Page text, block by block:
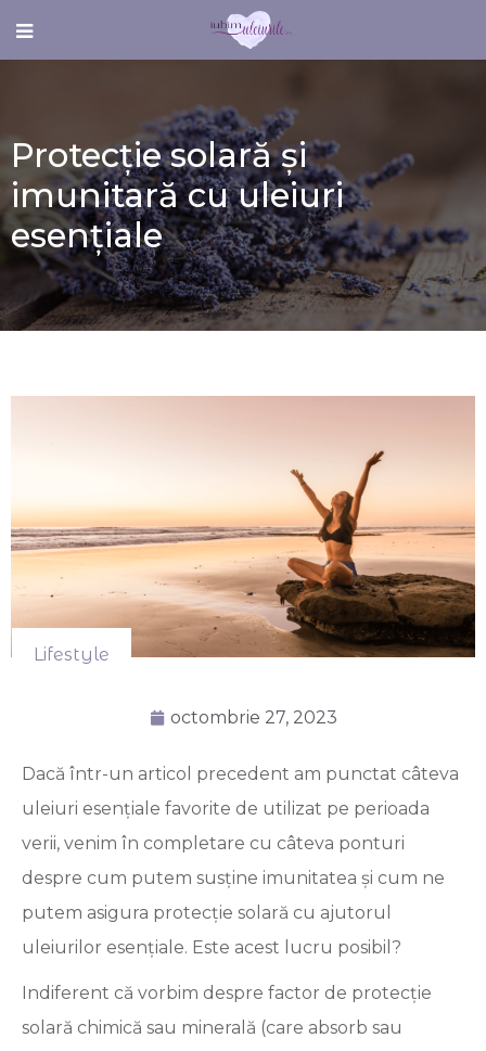
Protecție solară și
imunitară cu uleiuri
esențiale
Lifestyle
octombrie 27, 2023
Dacă într-un articol precedent am punctat câteva
uleiuri esențiale favorite de utilizat pe perioada
verii, venim în completare cu câteva ponturi
despre cum putem susține imunitatea și cum ne
putem asigura protecție solară cu ajutorul
uleiurilor esențiale. Este acest lucru posibil?
Indiferent că vorbim despre factor de protecție
solară chimică sau minerală (care absorb sau